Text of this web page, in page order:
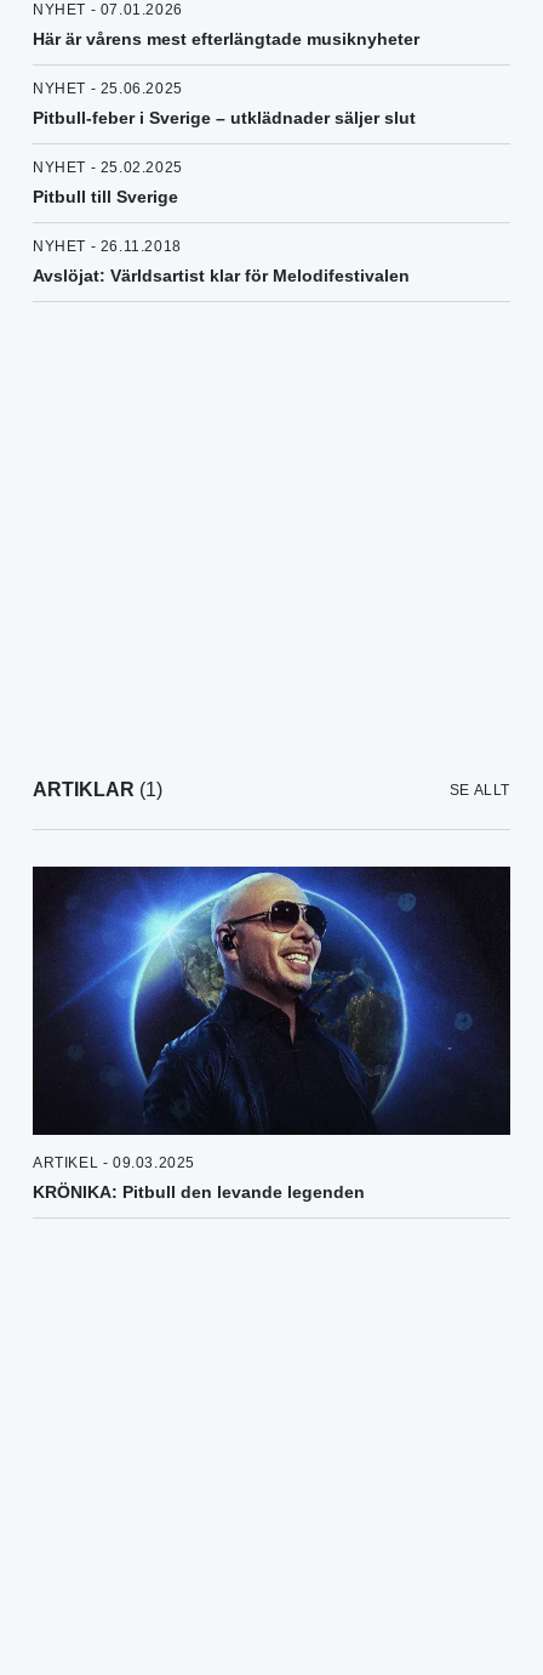
NYHET - 07.01.2026
Här är vårens mest efterlängtade musiknyheter
NYHET - 25.06.2025
Pitbull-feber i Sverige – utklädnader säljer slut
NYHET - 25.02.2025
Pitbull till Sverige
NYHET - 26.11.2018
Avslöjat: Världsartist klar för Melodifestivalen
ARTIKLAR (1) SE ALLT
ARTIKEL - 09.03.2025
KRÖNIKA: Pitbull den levande legenden